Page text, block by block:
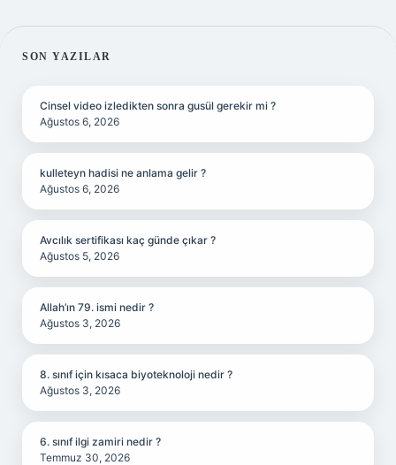
SIDEBAR
SON YAZILAR
Cinsel video izledikten sonra gusül gerekir mi ?
Ağustos 6, 2026
kulleteyn hadisi ne anlama gelir ?
Ağustos 6, 2026
Avcılık sertifikası kaç günde çıkar ?
Ağustos 5, 2026
Allah’ın 79. ismi nedir ?
Ağustos 3, 2026
8. sınıf için kısaca biyoteknoloji nedir ?
Ağustos 3, 2026
6. sınıf ilgi zamiri nedir ?
Temmuz 30, 2026